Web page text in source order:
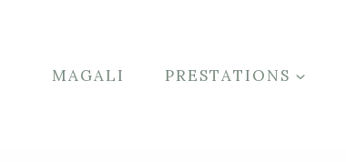
MAGALI PRESTATIONS